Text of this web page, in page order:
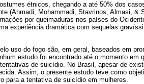
étnicos, chegando a até 50% dos
(Ahmadi, Mohammadi, Stavrinos, Almasi, &
por queimaduras nos países do
experiência dramática com sequelas
uso do fogo são, em geral, baseados em
estudo foi encontrado até o momento em
de suicídio. No Brasil, apesar de
Assim, o presente estudo teve como
para a tentativa de suicídio em mulheres.